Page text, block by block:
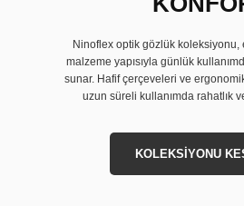
Ninoflex optik gözlük koleksiyonu,
malzeme yapısıyla günlük
sunar. Hafif çerçeveleri ve
uzun süreli kullanımda rahatlık
KOLEKSİYONU